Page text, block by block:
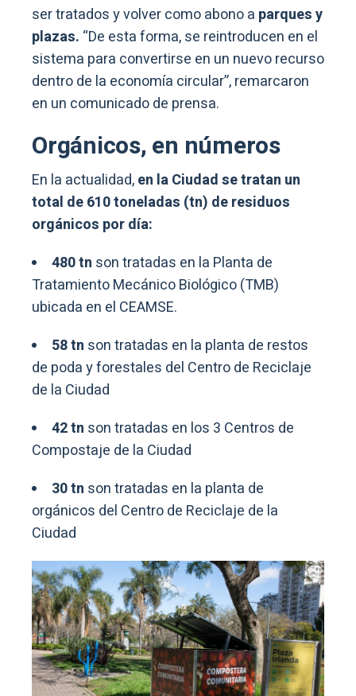
ser tratados y volver como abono a parques y
plazas. “De esta forma, se reintroducen en el
sistema para convertirse en un nuevo recurso
dentro de la economía circular”, remarcaron
en un comunicado de prensa.
Orgánicos, en números
En la actualidad,en la Ciudad se tratan un
total de 610 toneladas (tn) de residuos
orgánicos por día:
480 tn son tratadas en la Planta de
Tratamiento Mecánico Biológico (TMB)
ubicada en el CEAMSE.
58 tn son tratadas en la planta de restos
de poda y forestales del Centro de Reciclaje
de la Ciudad
42 tn son tratadas en los 3 Centros de
Compostaje de la Ciudad
30 tn son tratadas en la planta de
orgánicos del Centro de Reciclaje de la
Ciudad